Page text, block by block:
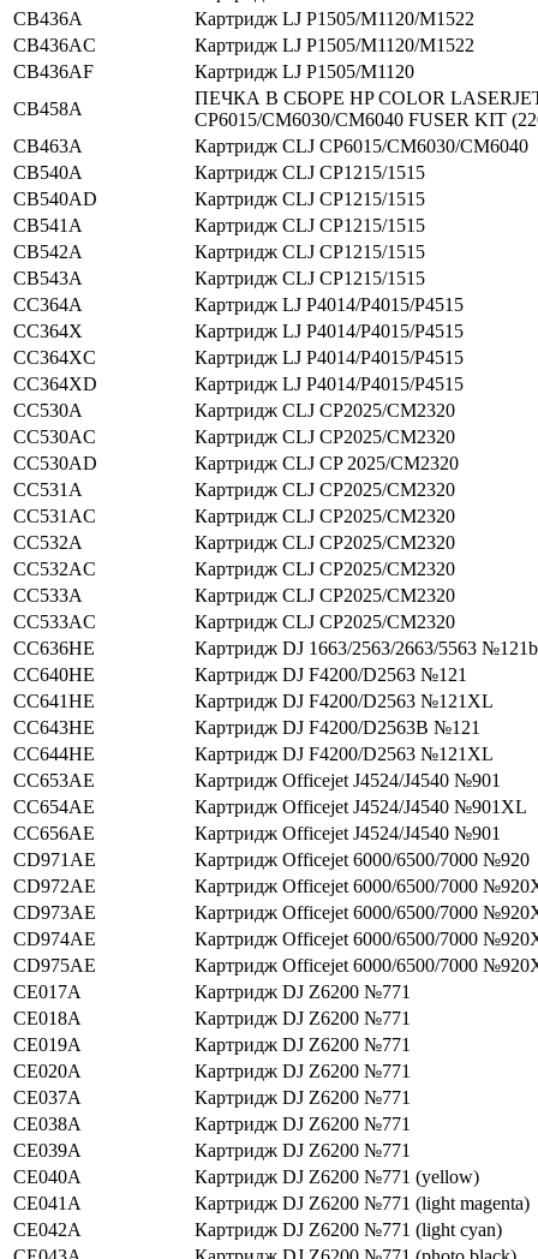
CB436A
Картридж LJ P1505/M1120/M1522
CB436AC
Картридж LJ P1505/M1120/M1522
CB436AF
Картридж LJ P1505/M1120
CB458A
ПЕЧКА В СБОРЕ HP COLOR
CP6015/CM6030/CM6040 FUSER KIT
CB463A
Картридж CLJ CP6015/CM6030/CM6040
CB540A
Картридж CLJ CP1215/1515
CB540AD
Картридж CLJ CP1215/1515
CB541A
Картридж CLJ CP1215/1515
CB542A
Картридж CLJ CP1215/1515
CB543A
Картридж CLJ CP1215/1515
CC364A
Картридж LJ P4014/P4015/P4515
CC364X
Картридж LJ P4014/P4015/P4515
CC364XC
Картридж LJ P4014/P4015/P4515
CC364XD
Картридж LJ P4014/P4015/P4515
CC530A
Картридж CLJ CP2025/CM2320
CC530AC
Картридж CLJ CP2025/CM2320
CC530AD
Картридж CLJ CP 2025/CM2320
CC531A
Картридж CLJ CP2025/CM2320
CC531AC
Картридж CLJ CP2025/CM2320
CC532A
Картридж CLJ CP2025/CM2320
CC532AC
Картридж CLJ CP2025/CM2320
CC533A
Картридж CLJ CP2025/CM2320
CC533AC
Картридж CLJ CP2025/CM2320
CC636HE
Картридж DJ 1663/2563/2663/5563 №121b
CC640HE
Картридж DJ F4200/D2563 №121
CC641HE
Картридж DJ F4200/D2563 №121XL
CC643HE
Картридж DJ F4200/D2563В №121
CC644HE
Картридж DJ F4200/D2563 №121XL
CC653AE
Картридж Officejet J4524/J4540 №901
CC654AE
Картридж Officejet J4524/J4540 №901XL
CC656AE
Картридж Officejet J4524/J4540 №901
CD971AE
Картридж Officejet 6000/6500/7000 №920
CD972AE
Картридж Officejet 6000/6500/7000
CD973AE
Картридж Officejet 6000/6500/7000
CD974AE
Картридж Officejet 6000/6500/7000
CD975AE
Картридж Officejet 6000/6500/7000
CE017A
Картридж DJ Z6200 №771
CE018A
Картридж DJ Z6200 №771
CE019A
Картридж DJ Z6200 №771
CE020A
Картридж DJ Z6200 №771
CE037A
Картридж DJ Z6200 №771
CE038A
Картридж DJ Z6200 №771
CE039A
Картридж DJ Z6200 №771
CE040A
Картридж DJ Z6200 №771 (yellow)
CE041A
Картридж DJ Z6200 №771 (light magenta)
CE042A
Картридж DJ Z6200 №771 (light cyan)